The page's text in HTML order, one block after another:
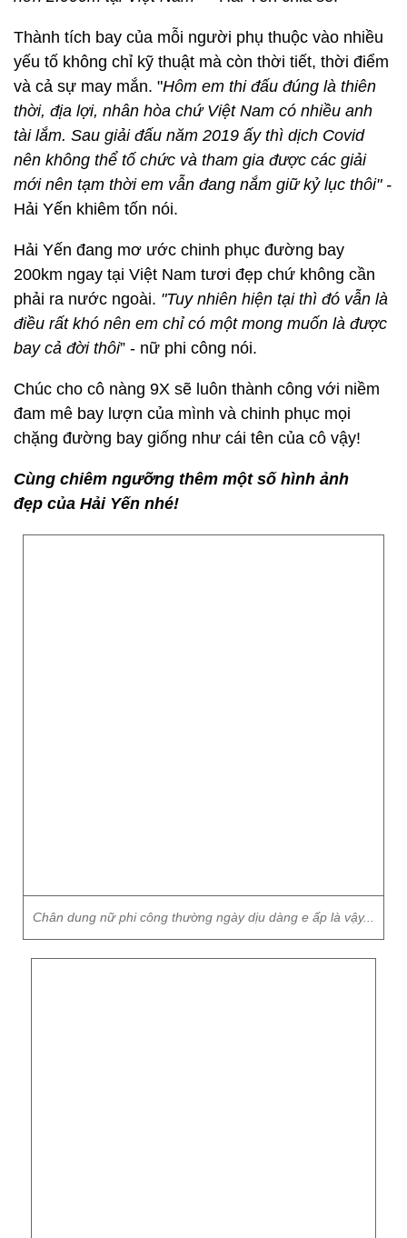
Thành tích bay của mỗi người phụ thuộc vào nhiều
yếu tố không chỉ kỹ thuật mà còn thời tiết, thời điểm
và cả sự may mắn. "Hôm em thi đấu đúng là thiên
thời, địa lợi, nhân hòa chứ Việt Nam có nhiều anh
tài lắm. Sau giải đấu năm 2019 ấy thì dịch Covid
nên không thể tố chức và tham gia được các giải
mới nên tạm thời em vẫn đang nắm giữ kỷ lục thôi" -
Hải Yến khiêm tốn nói.
Hải Yến đang mơ ước chinh phục đường bay
200km ngay tại Việt Nam tươi đẹp chứ không cần
phải ra nước ngoài. "Tuy nhiên hiện tại thì đó vẫn là
điều rất khó nên em chỉ có một mong muốn là được
bay cả đời thôi” - nữ phi công nói.
Chúc cho cô nàng 9X sẽ luôn thành công với niềm
đam mê bay lượn của mình và chinh phục mọi
chặng đường bay giống như cái tên của cô vậy!
Cùng chiêm ngưỡng thêm một số hình ảnh
đẹp của Hải Yến nhé!